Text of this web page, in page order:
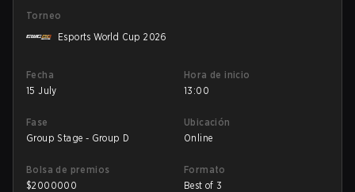
Torneo
Esports World Cup 2026
Fecha
15 July
Hora de inicio
13:00
Fase
Group Stage - Group D
Ubicación
Online
Bolsa de premios
$2000000
Formato
Best of 3